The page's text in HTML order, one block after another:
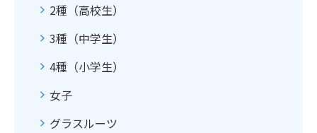
2種（高校生）
3種（中学生）
4種（小学生）
女子
グラスルーツ